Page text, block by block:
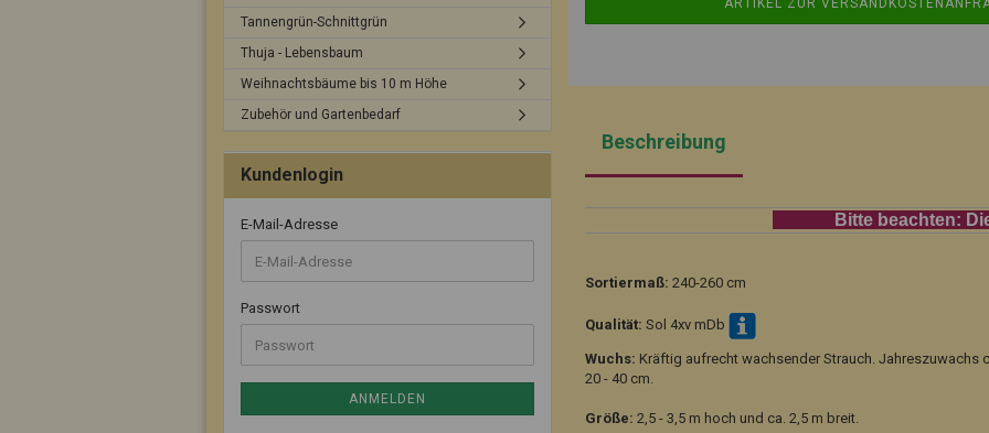
Beschreibung
Bitte beachten: Die
Sortiermaß:240-260 cm
Qualität:Sol 4xv mDb
Wuchs: Kräftig aufrecht wachsender Strauch. Jahreszuwachs
20 - 40 cm.
Größe: 2,5 - 3,5 m hoch und ca. 2,5 m breit.
Tannengrün-Schnittgrün
Thuja - Lebensbaum
Weihnachtsbäume bis 10 m Höhe
Zubehör und Gartenbedarf
Kundenlogin
E-Mail-Adresse
Passwort
ANMELDEN